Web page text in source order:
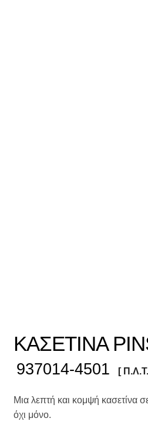
ΚΑΣΕΤΙΝΑ
937014-4501 [
Μια λεπτή και κομψή κασετίνα
όχι μόνο.